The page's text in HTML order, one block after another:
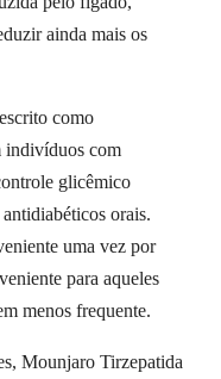
ainda mais os
como
indivíduos com
glicêmico
orais.
uma vez por
para aqueles
menos frequente.
Mounjaro Tirzepatida